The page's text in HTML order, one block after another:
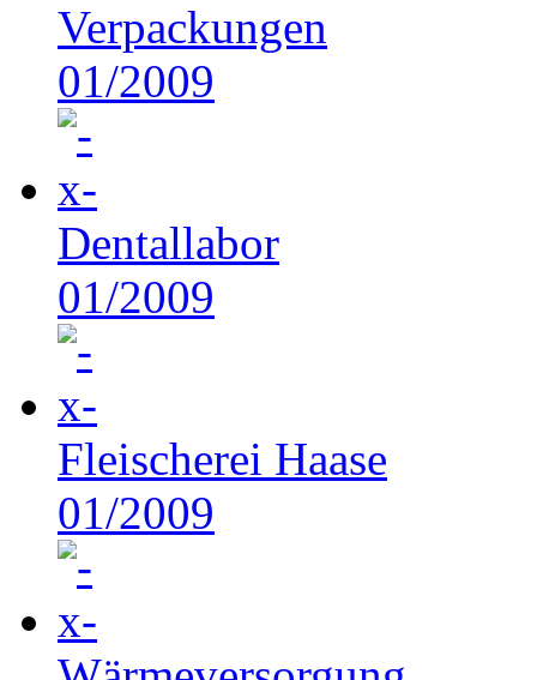
Verpackungen
01/2009
Dentallabor
01/2009
Fleischerei Haase
01/2009